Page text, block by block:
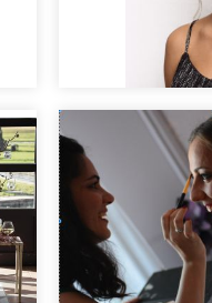
Maquillaje
fotos